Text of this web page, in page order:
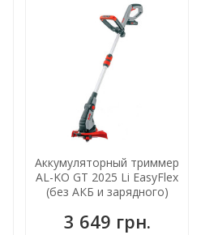
Аккумуляторный триммер
AL-KO GT 2025 Li EasyFlex
(без АКБ и зарядного)
3 649 грн.